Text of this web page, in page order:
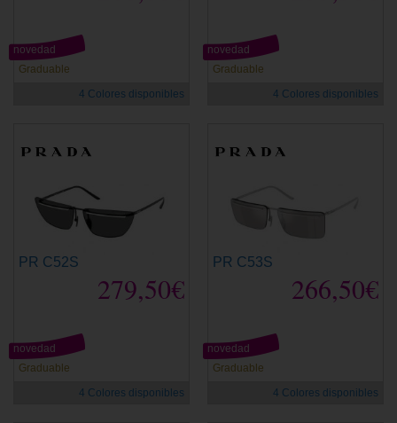
Graduable
novedad
4 Colores disponibles
Graduable
novedad
4 Colores disponibles
PR C52S
279,50€
Graduable
novedad
4 Colores disponibles
PR C53S
266,50€
Graduable
novedad
4 Colores disponibles